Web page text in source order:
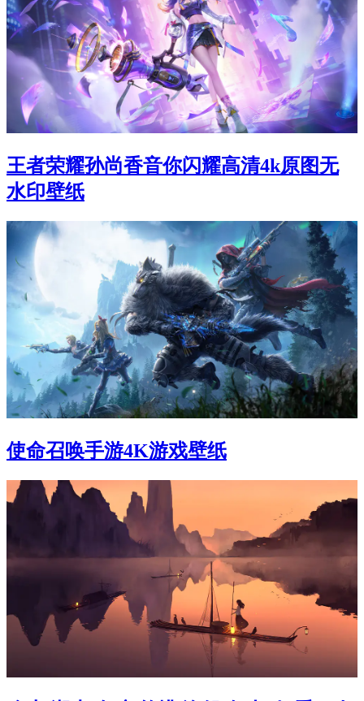
王者荣耀孙尚香音你闪耀高清4k原图无
水印壁纸
使命召唤手游4K游戏壁纸